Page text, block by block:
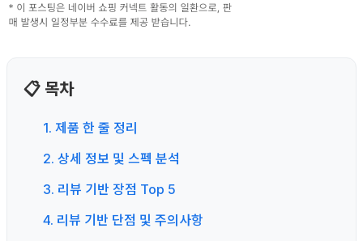
📋 목차
1. 제품 한 줄 정리
2. 상세 정보 및 스펙 분석
3. 리뷰 기반 장점 Top 5
4. 리뷰 기반 단점 및 주의사항